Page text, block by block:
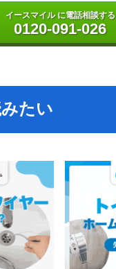
イースマイル に電話相談する
0120-091-026
たい